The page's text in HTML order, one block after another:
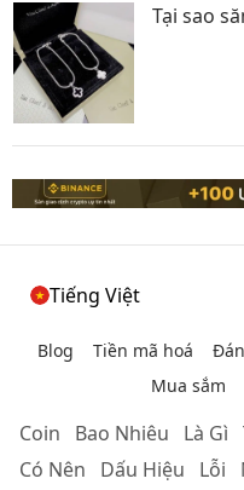
Tại sao
Tiếng Việt
Blog Tiền mã hoá
Mua sắm
Coin Bao Nhiêu Là Gì
Có Nên
Dấu Hiệu Lỗi